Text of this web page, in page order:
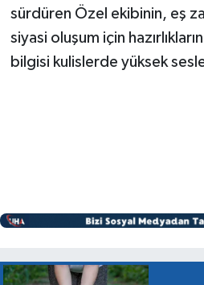
sürdüren Özel ekibinin, eş
siyasi oluşum için
bilgisi kulislerde yüksek